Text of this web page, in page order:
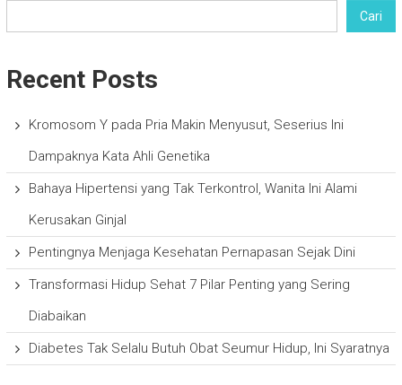
Cari
Recent Posts
Kromosom Y pada Pria Makin Menyusut, Seserius Ini
Dampaknya Kata Ahli Genetika
Bahaya Hipertensi yang Tak Terkontrol, Wanita Ini Alami
Kerusakan Ginjal
Pentingnya Menjaga Kesehatan Pernapasan Sejak Dini
Transformasi Hidup Sehat 7 Pilar Penting yang Sering
Diabaikan
Diabetes Tak Selalu Butuh Obat Seumur Hidup, Ini Syaratnya